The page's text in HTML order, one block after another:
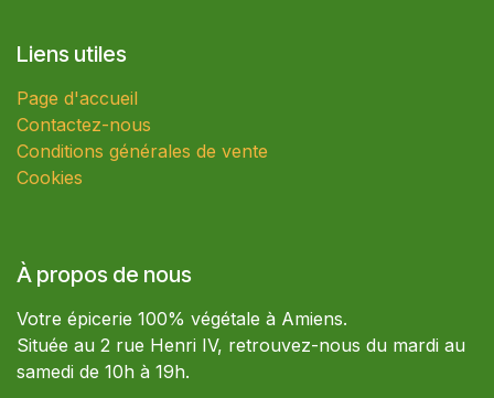
Liens utiles
Page d'accueil
Contactez-nous
Conditions générales de vente
Cookies
À propos de nous
Votre épicerie 100% végétale à Amiens.
Située au 2 rue Henri IV, retrouvez-nous du mardi au
samedi de 10h à 19h.